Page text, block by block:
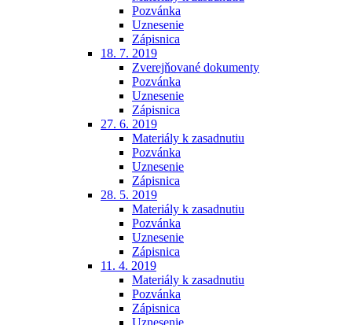
Pozvánka
Uznesenie
Zápisnica
18. 7. 2019
Zverejňované dokumenty
Pozvánka
Uznesenie
Zápisnica
27. 6. 2019
Materiály k zasadnutiu
Pozvánka
Uznesenie
Zápisnica
28. 5. 2019
Materiály k zasadnutiu
Pozvánka
Uznesenie
Zápisnica
11. 4. 2019
Materiály k zasadnutiu
Pozvánka
Zápisnica
Uznesenie